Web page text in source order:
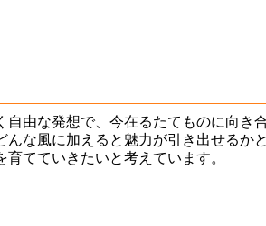
自由な発想で、今在るたてものに向き
んな風に加えると魅力が引き出せる
てていきたいと考えています。